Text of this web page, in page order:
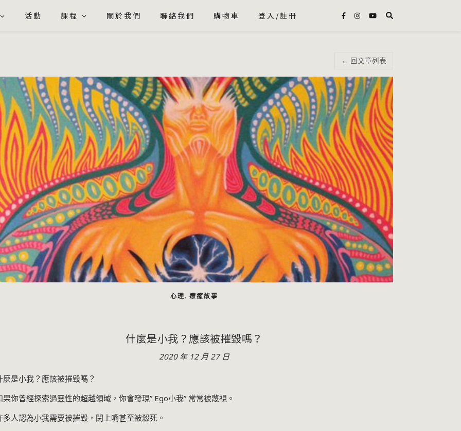
活動 課程 關於我們 聯絡我們 購物車 登入/註冊
← 回文章列表
心理, 療癒故事
什麼是小我？應該被摧毀嗎？
2020 年 12 月 27 日
麼是小我？應該被摧毀嗎？
果你曾經探索過靈性的超越領域，你會發現” Ego小我” 常常被蔑視。
多人認為小我需要被摧毀，閉上嘴甚至被殺死。